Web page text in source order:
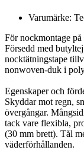
Varumärke:
För nockmontage
Försedd med
nocktätningstape
nonwoven-duk i
Egenskaper och
Skyddar mot regn,
övergångar.
tack vare flexibla,
(30 mm brett). Tål
väderförhållanden.